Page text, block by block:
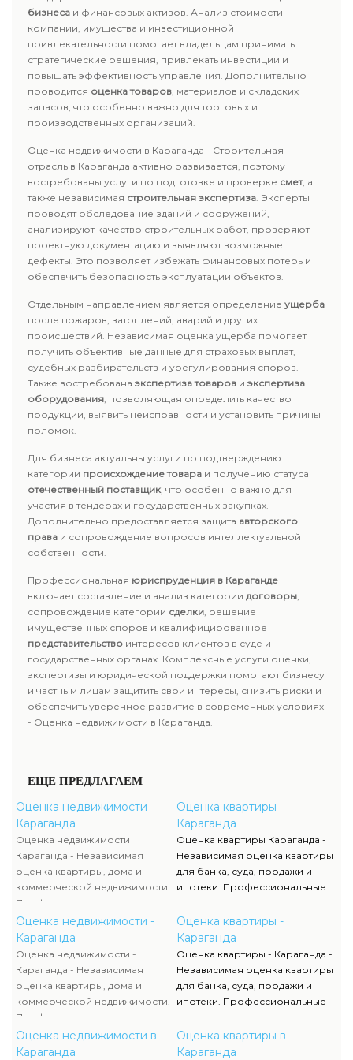
бизнеса и финансовых активов. Анализ стоимости
компании, имущества и инвестиционной
привлекательности помогает владельцам принимать
стратегические решения, привлекать инвестиции и
повышать эффективность управления. Дополнительно
проводится оценка товаров, материалов и складских
запасов, что особенно важно для торговых и
производственных организаций.
Оценка недвижимости в Караганда - Строительная
отрасль в Караганда активно развивается, поэтому
востребованы услуги по подготовке и проверке смет, а
также независимая строительная экспертиза. Эксперты
проводят обследование зданий и сооружений,
анализируют качество строительных работ, проверяют
проектную документацию и выявляют возможные
дефекты. Это позволяет избежать финансовых потерь и
обеспечить безопасность эксплуатации объектов.
Отдельным направлением является определение ущерба
после пожаров, затоплений, аварий и других
происшествий. Независимая оценка ущерба помогает
получить объективные данные для страховых выплат,
судебных разбирательств и урегулирования споров.
Также востребована экспертиза товаров и экспертиза
оборудования, позволяющая определить качество
продукции, выявить неисправности и установить причины
поломок.
Для бизнеса актуальны услуги по подтверждению
категории происхождение товара и получению статуса
отечественный поставщик, что особенно важно для
участия в тендерах и государственных закупках.
Дополнительно предоставляется защита авторского
права и сопровождение вопросов интеллектуальной
собственности.
Профессиональная юриспруденция в Караганде
включает составление и анализ категории договоры,
сопровождение категории сделки, решение
имущественных споров и квалифицированное
представительство интересов клиентов в суде и
государственных органах. Комплексные услуги оценки,
экспертизы и юридической поддержки помогают бизнесу
и частным лицам защитить свои интересы, снизить риски и
обеспечить уверенное развитие в современных условиях
- Оценка недвижимости в Караганда.
ЕЩЕ ПРЕДЛАГАЕМ
Оценка недвижимости
Караганда
Оценка недвижимости
Караганда - Независимая
оценка квартиры, дома и
коммерческой недвижимости.
Профессиональная оценочная
компания выполняет анализ
рынка и рассчитывает
стоимость объектов для
продажи, ипотеки, аренды и
судебных споров. Оценка
недвижимости включает
современные методы и
гарантирует объективные
результаты. Отчеты
Оценка недвижимости -
Караганда
Оценка недвижимости -
Караганда - Независимая
оценка квартиры, дома и
коммерческой недвижимости.
Профессиональная оценочная
компания выполняет анализ
рынка и рассчитывает
Оценка недвижимости в
Караганда
Оценка квартиры
Караганда
Оценка квартиры Караганда -
Независимая оценка квартиры
для банка, суда, продажи и
ипотеки. Профессиональные
и рассчитывают стоимость
жилья с учетом всех
параметров. Оценка квартиры
помогает определить
справедливую цену и избежать
рисков при сделках. Отчет
законодательства и
используется в финансовых и
Оценка квартиры -
Караганда
Оценка квартиры - Караганда -
Независимая оценка квартиры
для банка, суда, продажи и
ипотеки. Профессиональные
и рассчитывают стоимость
жилья с учетом всех
Оценка квартиры в
Караганда